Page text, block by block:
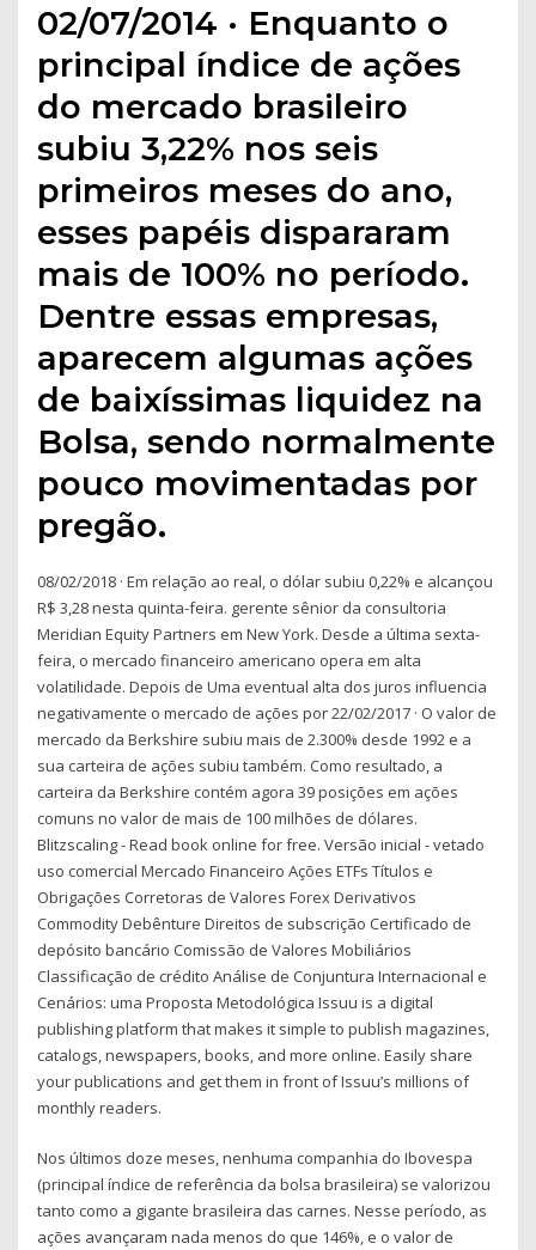
02/07/2014 · Enquanto o
principal índice de ações
do mercado brasileiro
subiu 3,22% nos seis
primeiros meses do ano,
esses papéis dispararam
mais de 100% no período.
Dentre essas empresas,
aparecem algumas ações
de baixíssimas liquidez na
Bolsa, sendo normalmente
pouco movimentadas por
pregão.
08/02/2018 · Em relação ao real, o dólar subiu 0,22% e alcançou
R$ 3,28 nesta quinta-feira. gerente sênior da consultoria
Meridian Equity Partners em New York. Desde a última sexta-
feira, o mercado financeiro americano opera em alta
volatilidade. Depois de Uma eventual alta dos juros influencia
negativamente o mercado de ações por 22/02/2017 · O valor de
mercado da Berkshire subiu mais de 2.300% desde 1992 e a
sua carteira de ações subiu também. Como resultado, a
carteira da Berkshire contém agora 39 posições em ações
comuns no valor de mais de 100 milhões de dólares.
Blitzscaling - Read book online for free. Versão inicial - vetado
uso comercial Mercado Financeiro Ações ETFs Títulos e
Obrigações Corretoras de Valores Forex Derivativos
Commodity Debênture Direitos de subscrição Certificado de
depósito bancário Comissão de Valores Mobiliários
Classificação de crédito Análise de Conjuntura Internacional e
Cenários: uma Proposta Metodológica Issuu is a digital
publishing platform that makes it simple to publish magazines,
catalogs, newspapers, books, and more online. Easily share
your publications and get them in front of Issuu’s millions of
monthly readers.
Nos últimos doze meses, nenhuma companhia do Ibovespa
(principal índice de referência da bolsa brasileira) se valorizou
tanto como a gigante brasileira das carnes. Nesse período, as
ações avançaram nada menos do que 146%, e o valor de